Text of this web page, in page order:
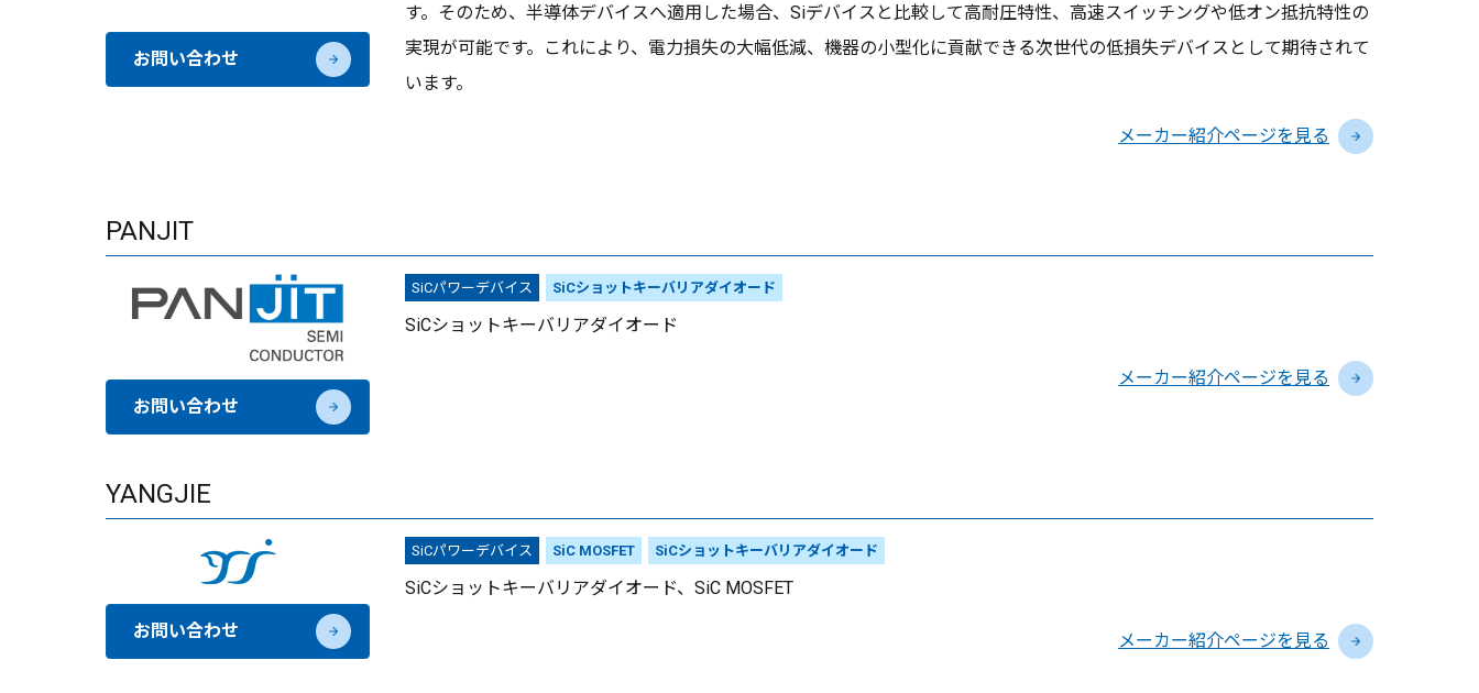
お問い合わせ
す。そのため、半導体デバイスへ適用した場合、Siデバイスと比較して高耐圧特性、高速スイッチングや低オン抵抗特性の
実現が可能です。これにより、電力損失の大幅低減、機器の小型化に貢献できる次世代の低損失デバイスとして期待されて
います。
メーカー紹介ページを見る
PANJIT
お問い合わせ
SiCパワーデバイス SiCショットキーバリアダイオード
SiCショットキーバリアダイオード
メーカー紹介ページを見る
YANGJIE
お問い合わせ
SiCパワーデバイス SiC MOSFET SiCショットキーバリアダイオード
SiCショットキーバリアダイオード、SiC MOSFET
メーカー紹介ページを見る